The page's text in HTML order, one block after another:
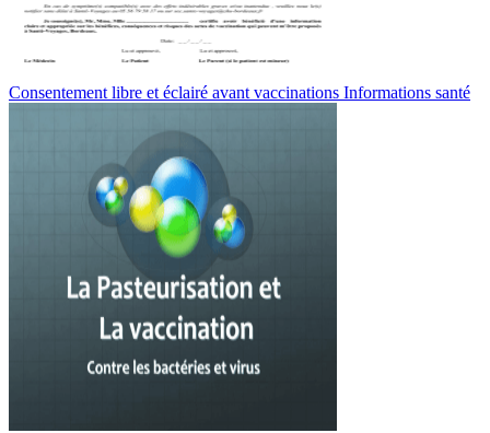
Consentement libre et éclairé avant vaccinations Informations santé